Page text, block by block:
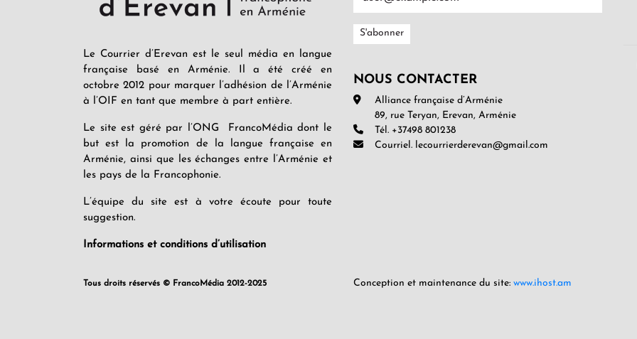
Le Courrier d’Erevan est le seul média en langue
française basé en Arménie. Il a été créé en
octobre 2012 pour marquer l’adhésion de l’Arménie
à l’OIF en tant que membre à part entière.
Le site est géré par l’ONG FrancoMédia dont le
but est la promotion de la langue française en
Arménie, ainsi que les échanges entre l’Arménie et
les pays de la Francophonie.
L’équipe du site est à votre écoute pour toute
suggestion.
Informations et conditions d’utilisation
Tous droits réservés © FrancoMédia 2012-2025
NOUS CONTACTER
Alliance française d’Arménie
89, rue Teryan, Erevan, Arménie
Tél. +37498 801238
Courriel. lecourrierderevan@gmail.com
Conception et maintenance du site: www.ihost.am